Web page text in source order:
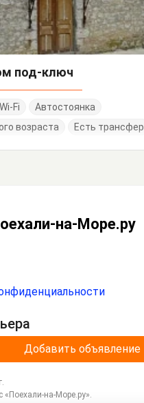
под-ключ
Fi
Автостоянка
возраста
Есть трансфер
на-Море.ру
Добавить объявление
г.
«Поехали-на-Море.ру».